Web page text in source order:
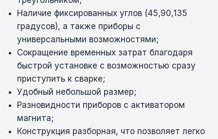
Наличие фиксированных углов (45,90,135
градусов), а также приборы с
универсальными возможностями;
Сокращение временных затрат благодаря
быстрой установке с возможностью сразу
приступить к сварке;
Удобный небольшой размер;
Разновидности приборов с активатором
магнита;
Конструкция разборная, что позволяет легко